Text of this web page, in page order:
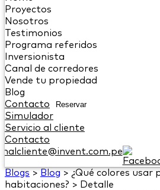
Proyectos
Nosotros
Testimonios
Programa referidos
Inversionista
Canal de corredores
Vende tu propiedad
Blog
Contacto
Reservar
Simulador
Servicio al cliente
Contacto
Blogs > Blog > ¿Qué colores usar
habitaciones? > Detalle